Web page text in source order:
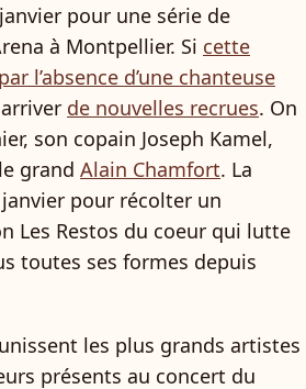
pour une série de
à Montpellier. Si cette
l’absence d’une chanteuse
de nouvelles recrues. On
son copain Joseph Kamel,
grand Alain Chamfort. La
pour récolter un
Les Restos du coeur qui lutte
toutes ses formes depuis
les plus grands artistes
présents au concert du